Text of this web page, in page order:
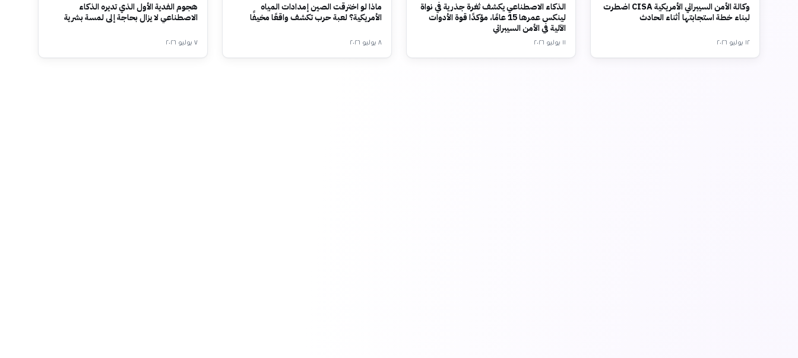
وكالة الأمن السيبراني الأمريكية CISA اضطرت
لبناء خطة استجابتها أثناء الحادث
١٢ يوليو ٢٠٢٦
الذكاء الاصطناعي يكشف ثغرة جذرية في نواة
لينكس عمرها 15 عامًا، مؤكدًا قوة الأدوات
الآلية في الأمن السيبراني
١١ يوليو ٢٠٢٦
ماذا لو اخترقت الصين إمدادات المياه
الأمريكية؟ لعبة حرب تكشف واقعًا مخيفًا
٨ يوليو ٢٠٢٦
هجوم الفدية الأول الذي تديره الذكاء
الاصطناعي لا يزال بحاجة إلى لمسة بشرية
٧ يوليو ٢٠٢٦